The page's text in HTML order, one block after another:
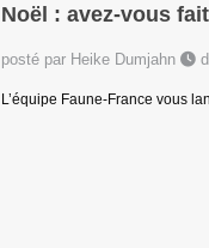
Noël : avez-vous
posté par Heike Dumjahn
L’équipe Faune-France vous